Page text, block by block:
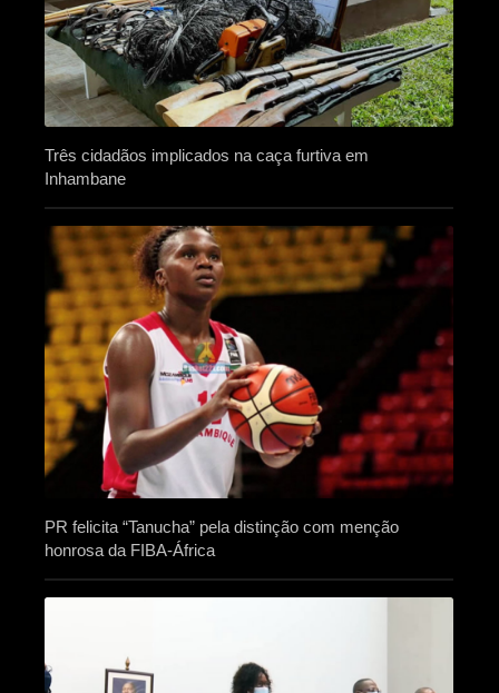
Três cidadãos implicados na caça furtiva em
Inhambane
PR felicita “Tanucha” pela distinção com menção
honrosa da FIBA-África